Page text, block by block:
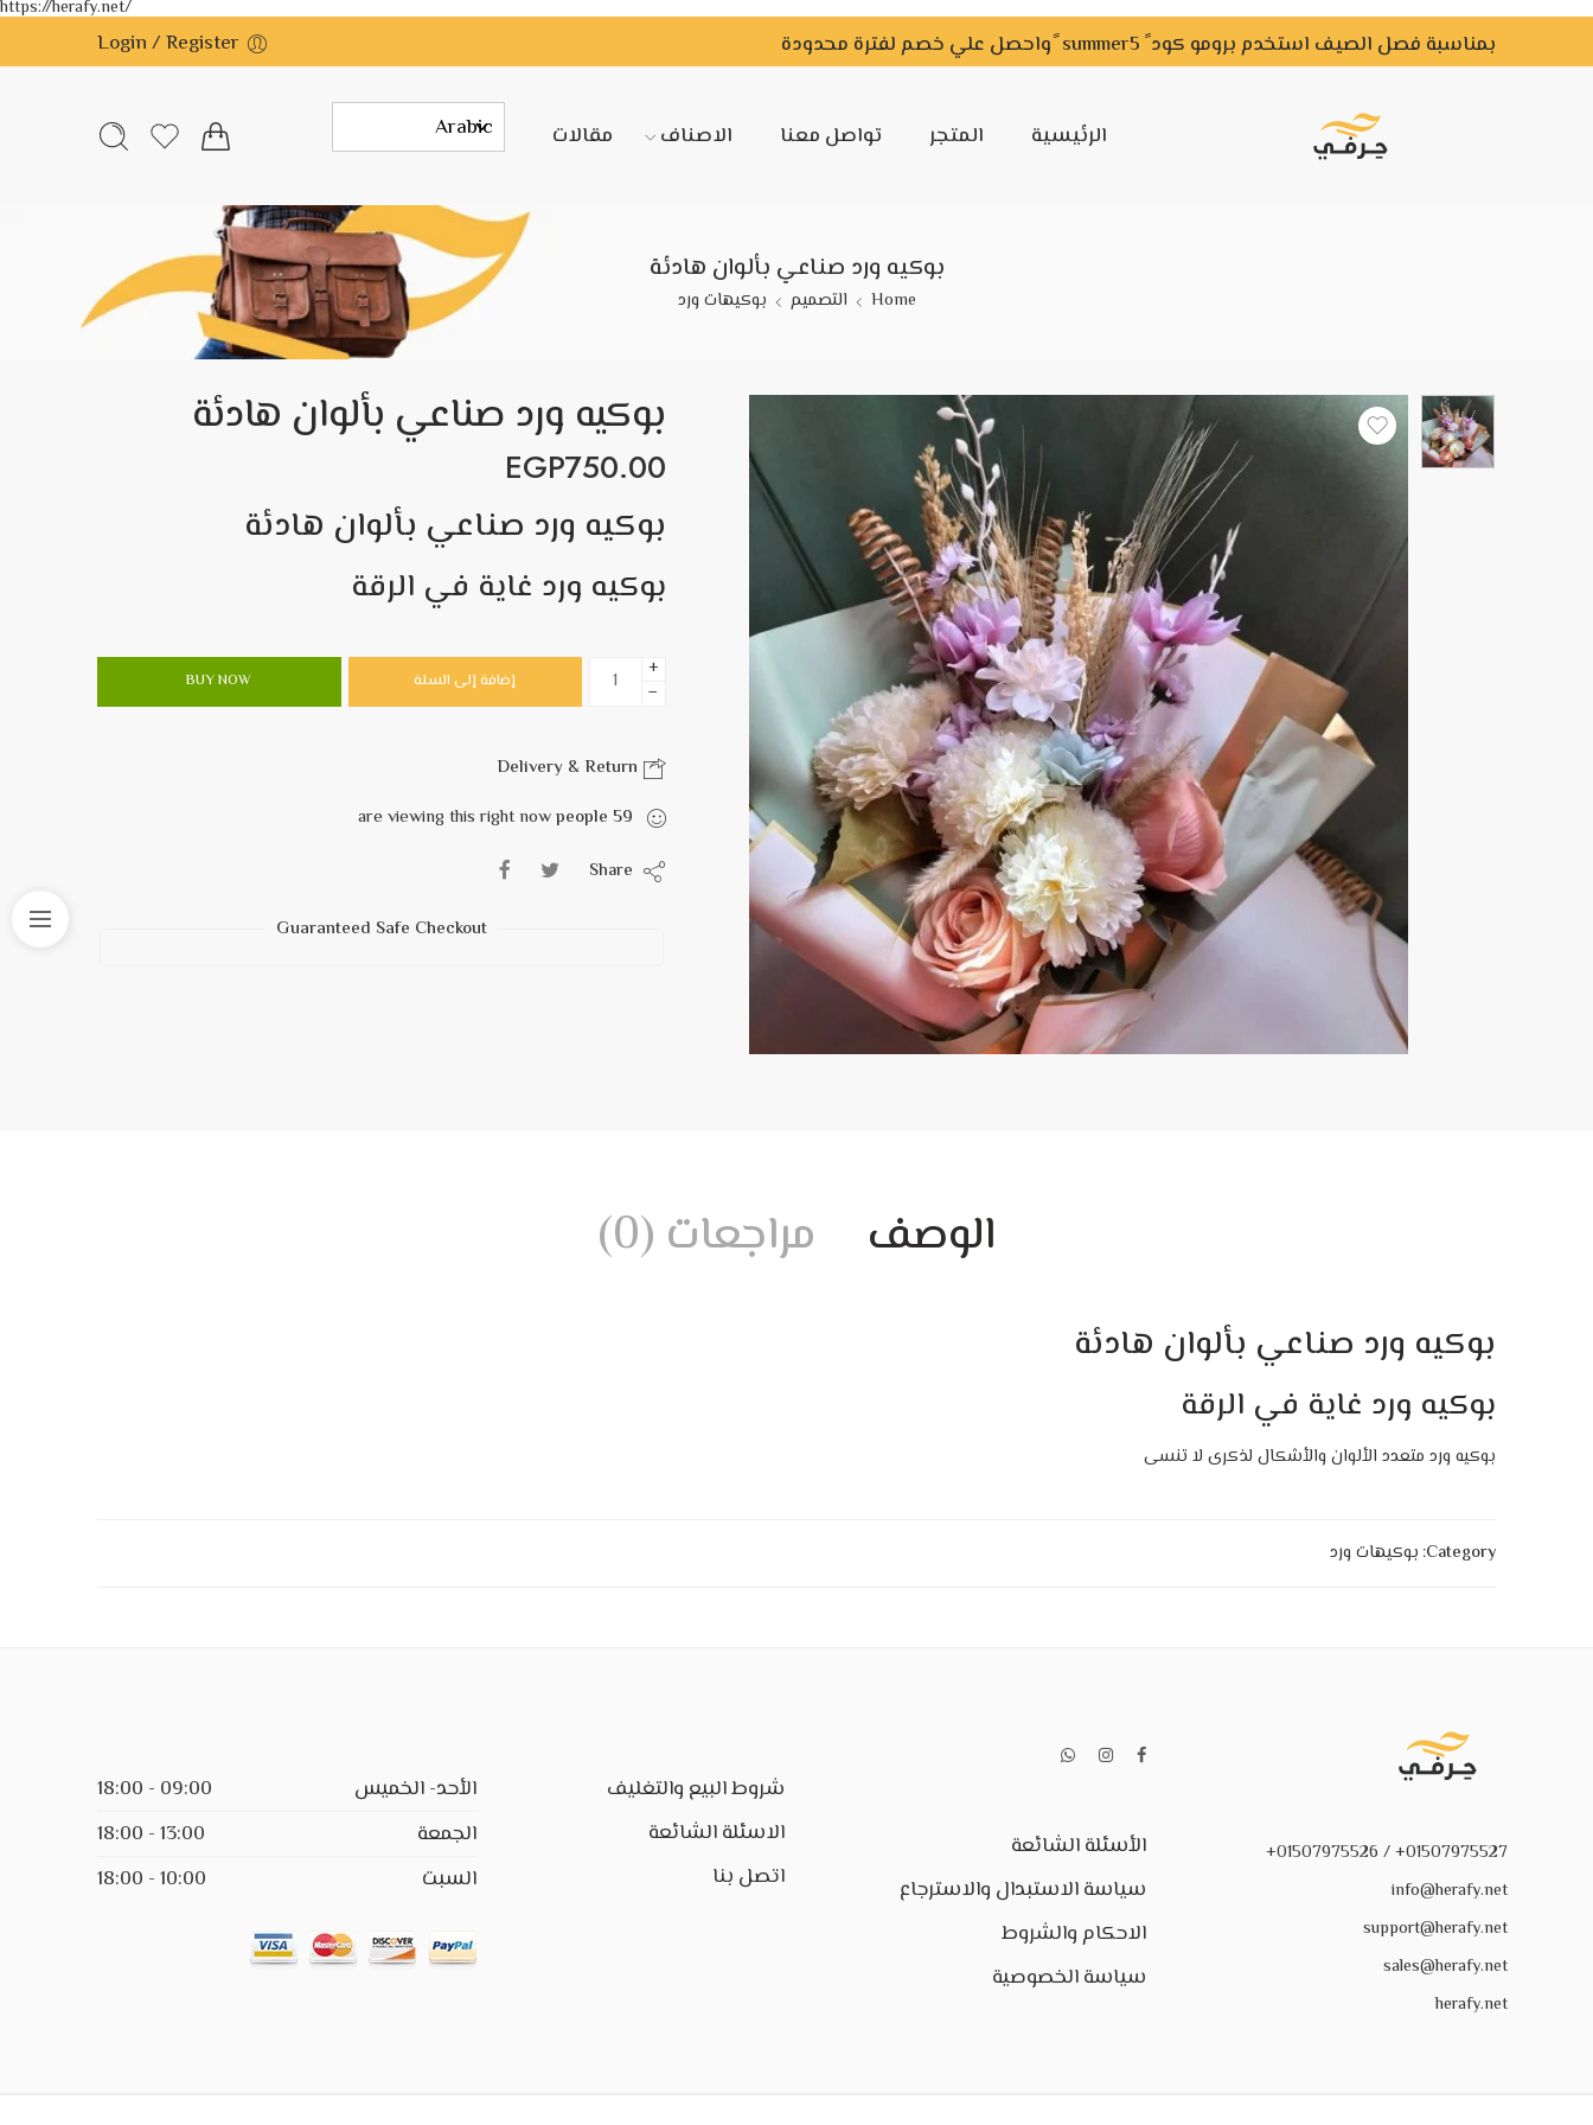
https://herafy.net/
بمناسبة فصل الصيف استخدم برومو كود ً summer5 ًواحصل علي خصم لفترة محدودة Login / Register
الرئيسية المتجر تواصل معنا الاصناف مقالات
بوكيه ورد صناعي بألوان هادئة
Home التصميم بوكيهات ورد
بوكيه ورد صناعي بألوان هادئة
EGP750.00
بوكيه ورد صناعي بألوان هادئة
بوكيه ورد غاية في الرقة
+
−
إضافة إلى السلة BUY NOW
59
people
are viewing this right now
Guaranteed Safe Checkout
الوصف مراجعات (0)
بوكيه ورد صناعي بألوان هادئة
بوكيه ورد غاية في الرقة
بوكيه ورد متعدد الألوان والأشكال لذكرى لا تنسى
Category: بوكيهات ورد
01507975527+ / 01507975526+
info@herafy.net
support@herafy.net
sales@herafy.net
herafy.net
الأسئلة الشائعة
سياسة الاستبدال والاسترجاع
الاحكام والشروط
سياسة الخصوصية
شروط البيع والتغليف
الاسئلة الشائعة
اتصل بنا
الأحد- الخميس
09:00 - 18:00
الجمعة
13:00 - 18:00
السبت
10:00 - 18:00